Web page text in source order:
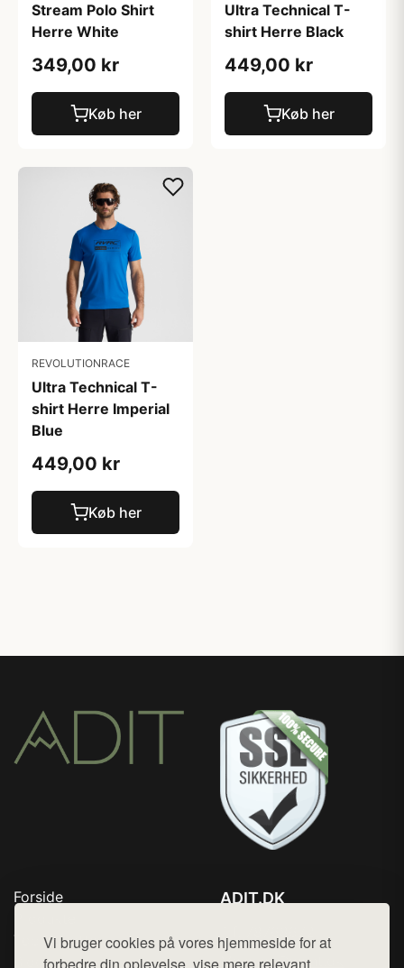
Vi bruger cookies på vores hjemmeside for at
Stream Polo Shirt
Herre White
349,00 kr
Køb her
Ultra Technical T-
shirt Herre Black
449,00 kr
Køb her
REVOLUTIONRACE
Ultra Technical T-
shirt Herre Imperial
Blue
449,00 kr
Køb her
Forside
Top Rabatter
Blog
ADIT.DK
Mail: hej@want.dk